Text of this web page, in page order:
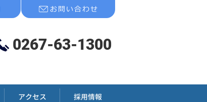
お問い合わせ
0267-63-1300
アクセス 採用情報